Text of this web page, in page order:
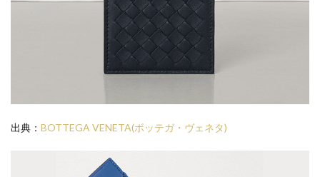
出典： BOTTEGA VENETA(ボッテガ・ヴェネタ)